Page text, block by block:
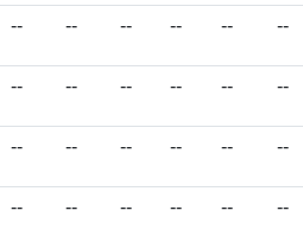
-- -- -- -- -- --
-- -- -- -- -- --
-- -- -- -- -- --
-- -- -- -- -- --